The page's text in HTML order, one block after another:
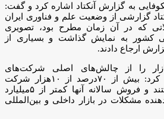
به گزارش آنکتاد اشاره کرد و گفت:
آنکتاد گزارشی از وضعیت علم و فناوری ایران
که در آن زمان مطرح بود، تصویری
کشور به نمایش گذاشت و بسیاری از
ارجاع دادند.
را از چالش‌های اصلی شرکت‌های
دانش‌بنیان دانست و بیان کرد: بیش از ۷۰درصد از ۱۰هزار شرکت
دانش‌بنیان کشور نوپا هستند و فروش سالانه آنها کمتر از ۵میلیارد
مشکلات در بازار داخلی و بین‌المللی